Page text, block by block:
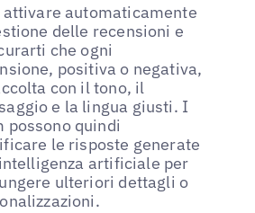
attivare automaticamente
delle recensioni e
che ogni
positiva o negativa,
con il tono, il
e la lingua giusti. I
possono quindi
le risposte generate
artificiale per
ulteriori dettagli o